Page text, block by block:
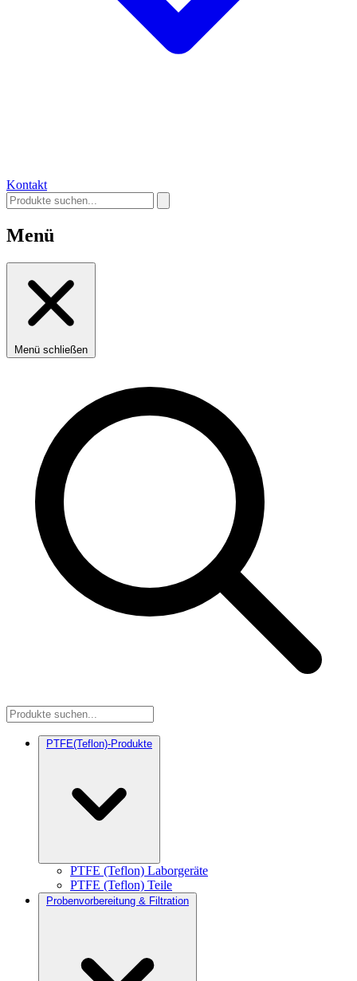
Kontakt
Menü
Menü schließen
PTFE(Teflon)-Produkte
PTFE (Teflon) Laborgeräte
PTFE (Teflon) Teile
Probenvorbereitung & Filtration